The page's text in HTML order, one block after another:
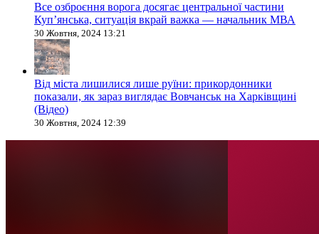
Все озброєння ворога досягає центральної частини
Куп’янська, ситуація вкрай важка — начальник МВА
30 Жовтня, 2024 13:21
Від міста лишилися лише руїни: прикордонники
показали, як зараз виглядає Вовчанськ на Харківщині
(Відео)
30 Жовтня, 2024 12:39